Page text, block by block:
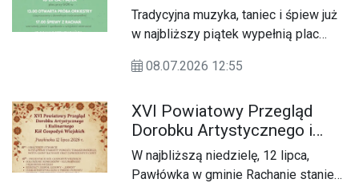
Tradycyjna muzyka, taniec i śpiew już
w najbliższy piątek wypełnią plac
Rachaniach. 10 lipca mieszkańcy
do spotkania z kulturą tradycyjną w
ramach projektu „Z drogi”.
08.07.2026 12:55
XVI Powiatowy Przegląd
Dorobku Artystycznego i
Kulinarnego Kół Gospodyń
Wiejskich
W najbliższą niedzielę, 12 lipca,
Pawłówka w gminie Rachanie stanie